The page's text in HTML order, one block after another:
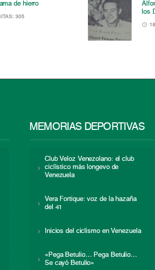
de hierro
305
los
MEMORIAS DEPORTIVAS
Club Veloz Venezolano: el club
ciclístico más longevo de
Venezuela
Vera Fortique: voz de la hazaña
del 41
Inicios del ciclismo en Venezuela
«Pega Betulio… Pega Betulio…
Se cayó Betulio»